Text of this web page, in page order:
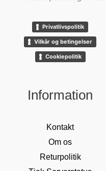
Privatlivspolitik
Vilkår og betingelser
Cookiepolitik
Information
Kontakt
Om os
Returpolitik